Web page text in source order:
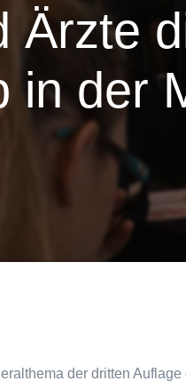
Ärzte
in der
der dritten